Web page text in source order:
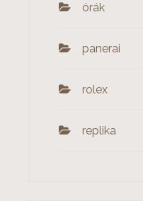
órák
panerai
rolex
‎replika